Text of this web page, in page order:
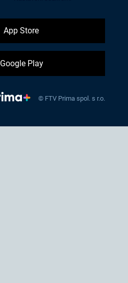
App Store
Google Play
© FTV Prima spol. s r.o.